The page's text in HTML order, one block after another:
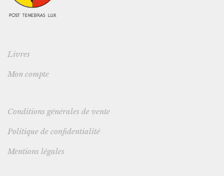
Livres
Mon compte
Conditions générales de vente
Politique de confidentialité
Mentions légales